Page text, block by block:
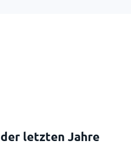
letzten Jahre